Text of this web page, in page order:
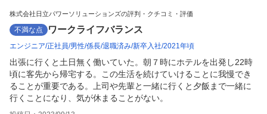
株式会社日立パワーソリューションズの評判・クチコミ・評価
不満な点 ワークライフバランス
エンジニア 正社員 男性 係長 退職済み 新卒入社 2021年頃
出張に行くと土日無く働いていた。朝７時にホテルを出発し22時
頃に客先から帰宅する。この生活を続けていけることに我慢でき
ることが重要である。上司や先輩と一緒に行くと夕飯まで一緒に
行くことになり、気が休まることがない。